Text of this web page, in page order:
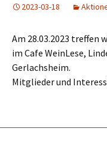
2023-03-18
Am 28.03.2023 treffen
im Cafe WeinLese,
Gerlachsheim.
Mitglieder und